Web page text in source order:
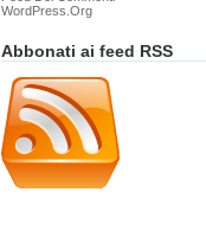
WordPress.org
Abbonati ai feed RSS